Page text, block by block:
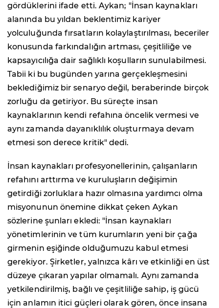
gördüklerini ifade etti. Aykan; "İnsan kaynakları
alanında bu yıldan beklentimiz kariyer
yolculuğunda fırsatların kolaylaştırılması, beceriler
konusunda farkındalığın artması, çeşitliliğe ve
kapsayıcılığa dair sağlıklı koşulların sunulabilmesi.
Tabii ki bu bugünden yarına gerçekleşmesini
beklediğimiz bir senaryo değil, beraberinde birçok
zorluğu da getiriyor. Bu süreçte insan
kaynaklarının kendi refahına öncelik vermesi ve
aynı zamanda dayanıklılık oluşturmaya devam
etmesi son derece kritik" dedi.
İnsan kaynakları profesyonellerinin, çalışanların
refahını arttırma ve kuruluşların değişimin
getirdiği zorluklara hazır olmasına yardımcı olma
misyonunun önemine dikkat çeken Aykan
sözlerine şunları ekledi: "İnsan kaynakları
yönetimlerinin ve tüm kurumların yeni bir çağa
girmenin eşiğinde olduğumuzu kabul etmesi
gerekiyor. Şirketler, yalnızca kârı ve etkinliği en üst
düzeye çıkaran yapılar olmamalı. Aynı zamanda
yetkilendirilmiş, bağlı ve çeşitliliğe sahip, iş gücü
için anlamın itici güçleri olarak gören, önce insana